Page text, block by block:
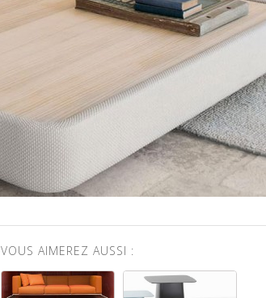
VOUS AIMEREZ AUSSI :